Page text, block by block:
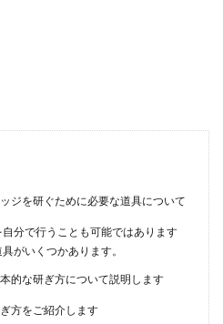
サーブがなかなか上手く入らないと悩ん
は多い...
ジを研ぐために必要な道具について
分で行うことも可能ではあります
がいくつかあります。
的な研ぎ方について説明します
方をご紹介します